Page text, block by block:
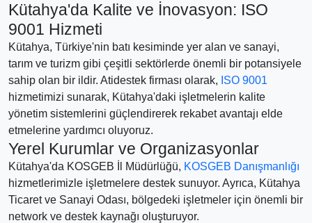
Kütahya'da Kalite ve İnovasyon: ISO
9001 Hizmeti
Kütahya, Türkiye'nin batı kesiminde yer alan ve sanayi,
tarım ve turizm gibi çeşitli sektörlerde önemli bir potansiyele
sahip olan bir ildir. Atidestek firması olarak, ISO 9001
hizmetimizi sunarak, Kütahya'daki işletmelerin kalite
yönetim sistemlerini güçlendirerek rekabet avantajı elde
etmelerine yardımcı oluyoruz.
Yerel Kurumlar ve Organizasyonlar
Kütahya'da KOSGEB İl Müdürlüğü, KOSGEB Danışmanlığı
hizmetlerimizle işletmelere destek sunuyor. Ayrıca, Kütahya
Ticaret ve Sanayi Odası, bölgedeki işletmeler için önemli bir
network ve destek kaynağı oluşturuyor.